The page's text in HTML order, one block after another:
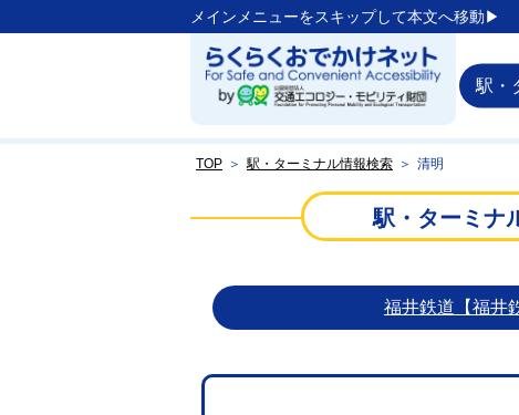
メインメニューをスキップして本文へ移動▶︎
駅・
TOP ＞ 駅・ターミナル情報検索 ＞ 清明
駅・ターミナ
福井鉄道【福井